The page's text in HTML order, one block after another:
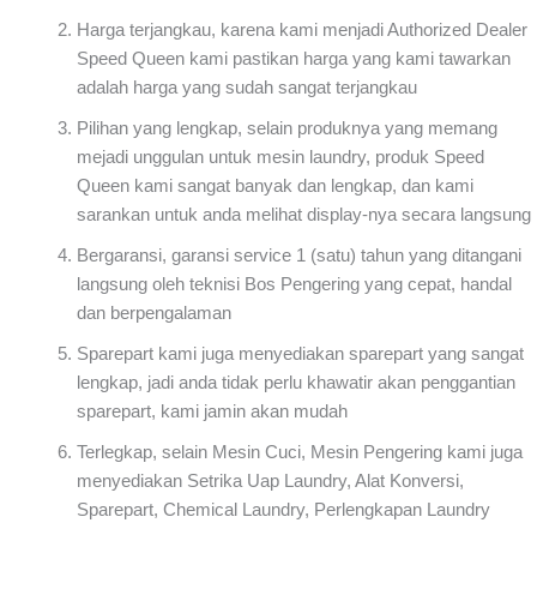
Harga terjangkau, karena kami menjadi Authorized Dealer
Speed Queen kami pastikan harga yang kami tawarkan
adalah harga yang sudah sangat terjangkau
Pilihan yang lengkap, selain produknya yang memang
mejadi unggulan untuk mesin laundry, produk Speed
Queen kami sangat banyak dan lengkap, dan kami
sarankan untuk anda melihat display-nya secara langsung
Bergaransi, garansi service 1 (satu) tahun yang ditangani
langsung oleh teknisi Bos Pengering yang cepat, handal
dan berpengalaman
Sparepart kami juga menyediakan sparepart yang sangat
lengkap, jadi anda tidak perlu khawatir akan penggantian
sparepart, kami jamin akan mudah
Terlegkap, selain Mesin Cuci, Mesin Pengering kami juga
menyediakan Setrika Uap Laundry, Alat Konversi,
Sparepart, Chemical Laundry, Perlengkapan Laundry